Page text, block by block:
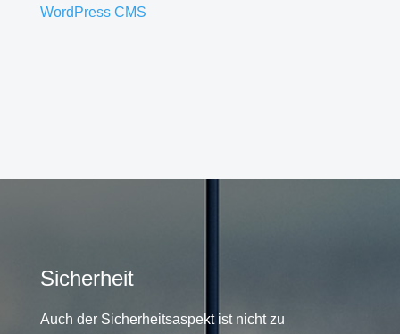
WordPress CMS
Sicherheit
Auch der Sicherheitsaspekt ist nicht zu